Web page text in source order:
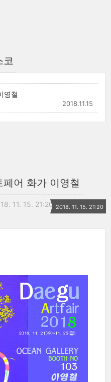
코
영철
2018.11.15
어 화가 이영철
11. 15. 21:20 2018. 11. 15. 21:20